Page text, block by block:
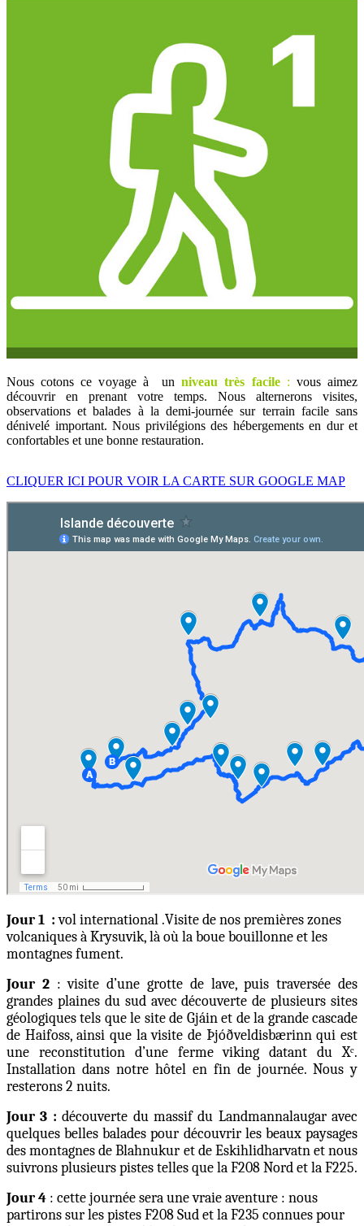
Nous cotons ce voyage à un niveau très facile : vous aimez
découvrir en prenant votre temps. Nous alternerons visites,
observations et balades à la demi-journée sur terrain facile sans
dénivelé important. Nous privilégions des hébergements en dur et
confortables et une bonne restauration.
CLIQUER ICI POUR VOIR LA CARTE SUR GOOGLE MAP
Jour 1 :volinternational .Visite de nos premières zones
volcaniques à Krysuvik, là où la boue bouillonne et les
montagnes fument.
Jour 2: visite d’une grotte de lave, puis traversée des
grandes plaines du sud avec découverte de plusieurs sites
géologiques tels que le site de Gjáin et de la grande cascade
de Haifoss, ainsi que la visite de Þjóðveldisbærinn qui est
une reconstitution d’une ferme viking datant du Xᵉ.
Installation dans notre hôtel en fin de journée. Nous y
resterons 2 nuits.
Jour 3 :découverte du massif du Landmannalaugar avec
quelques belles balades pour découvrir les beaux paysages
des montagnes de Blahnukur et de Eskihlidharvatn et nous
suivrons plusieurs pistes telles que la F208 Nord et la F225.
Jour 4 : cette journée sera une vraie aventure : nous
partirons sur les pistes F208 Sud et la F235 connues pour